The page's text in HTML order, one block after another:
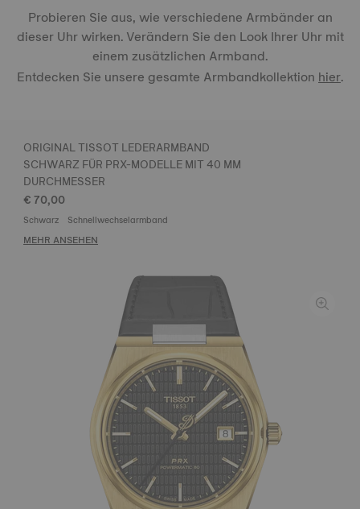
Probieren Sie aus, wie verschiedene Armbänder an
dieser Uhr wirken. Verändern Sie den Look Ihrer Uhr mit
einem zusätzlichen Armband.
Entdecken Sie unsere gesamte Armbandkollektionhier.
ORIGINAL TISSOT LEDERARMBAND
SCHWARZ FÜR PRX-MODELLE MIT 40 MM
DURCHMESSER
€ 70,00
Schwarz Schnellwechselarmband
MEHR ANSEHEN